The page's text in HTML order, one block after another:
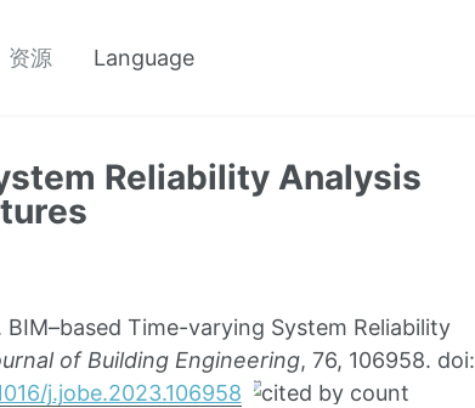
资源 Language
Reliability Analysis
Time-varying System Reliability
of Building Engineering, 76, 106958. doi:
j.jobe.2023.106958